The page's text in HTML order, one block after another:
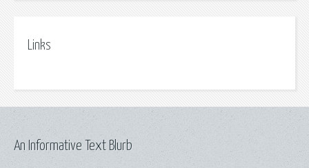
Links
An Informative Text Blurb